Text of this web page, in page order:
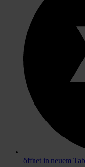
öffnet in neuem Tab